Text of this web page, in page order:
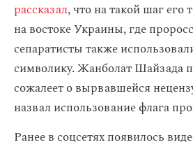
рассказал, что на такой шаг его
на востоке Украины, где
сепаратисты также
символику. Жанболат Шайзада
сожалеет о вырвавшейся
назвал использование флага
Ранее в соцсетях появилось